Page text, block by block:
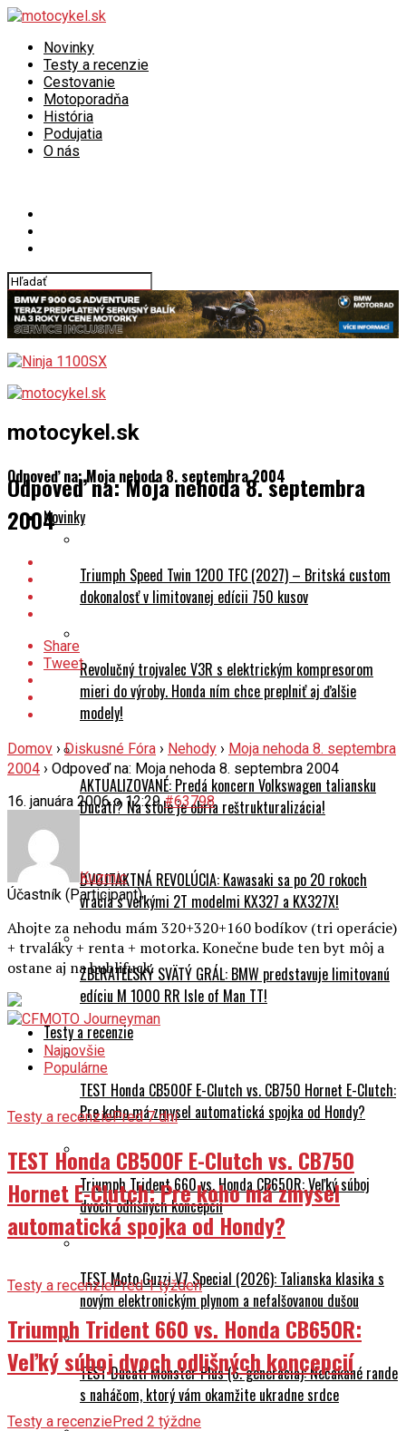
Novinky
Testy a recenzie
Cestovanie
Motoporadňa
História
Podujatia
O nás
motocykel.sk
Odpoveď na: Moja nehoda 8. septembra 2004
Novinky
Triumph Speed Twin 1200 TFC (2027) – Britská custom
dokonalosť v limitovanej edícii 750 kusov
Revolučný trojvalec V3R s elektrickým kompresorom
mieri do výroby. Honda ním chce preplniť aj ďalšie
modely!
AKTUALIZOVANÉ: Predá koncern Volkswagen taliansku
Ducati? Na stole je obria reštrukturalizácia!
DVOJTAKTNÁ REVOLÚCIA: Kawasaki sa po 20 rokoch
vracia s veľkými 2T modelmi KX327 a KX327X!
ZBERATEĽSKÝ SVÄTÝ GRÁL: BMW predstavuje limitovanú
edíciu M 1000 RR Isle of Man TT!
Testy a recenzie
TEST Honda CB500F E-Clutch vs. CB750 Hornet E-Clutch:
Pre koho má zmysel automatická spojka od Hondy?
Triumph Trident 660 vs. Honda CB650R: Veľký súboj
dvoch odlišných koncepcií
TEST Moto Guzzi V7 Special (2026): Talianska klasika s
novým elektronickým plynom a nefalšovanou dušou
TEST Ducati Monster Plus (6. generácia): Nečakané rande
s naháčom, ktorý vám okamžite ukradne srdce
Odpoveď na: Moja nehoda 8. septembra
2004
Share
Tweet
Domov › Diskusné Fóra › Nehody › Moja nehoda 8. septembra
2004 › Odpoveď na: Moja nehoda 8. septembra 2004
16. januára 2006 o 12:29 #63798
Kuzmic
Účastník (Participant)
Ahojte za nehodu mám 320+320+160 bodíkov (tri operácie)
+ trvaláky + renta + motorka. Konečne bude ten byt môj a
ostane aj na bublifuck.
Najnovšie
Populárne
Testy a recenziePred 7 dní
TEST Honda CB500F E-Clutch vs. CB750
Hornet E-Clutch: Pre koho má zmysel
automatická spojka od Hondy?
Testy a recenziePred 1 týždeň
Triumph Trident 660 vs. Honda CB650R:
Veľký súboj dvoch odlišných koncepcií
Testy a recenziePred 2 týždne